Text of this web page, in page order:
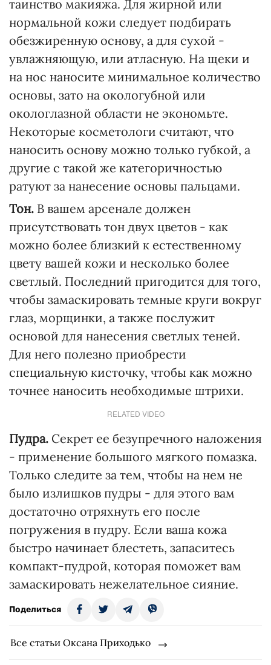
таинство макияжа. Для жирной или
нормальной кожи следует подбирать
обезжиренную основу, а для сухой -
увлажняющую, или атласную. На щеки и
на нос наносите минимальное количество
основы, зато на окологубной или
окологлазной области не экономьте.
Некоторые косметологи считают, что
наносить основу можно только губкой, а
другие с такой же категоричностью
ратуют за нанесение основы пальцами.
Тон. В вашем арсенале должен
присутствовать тон двух цветов - как
можно более близкий к естественному
цвету вашей кожи и несколько более
светлый. Последний пригодится для того,
чтобы замаскировать темные круги вокруг
глаз, морщинки, а также послужит
основой для нанесения светлых теней.
Для него полезно приобрести
специальную кисточку, чтобы как можно
точнее наносить необходимые штрихи.
RELATED VIDEO
Пудра. Секрет ее безупречного наложения
- применение большого мягкого помазка.
Только следите за тем, чтобы на нем не
было излишков пудры - для этого вам
достаточно отряхнуть его после
погружения в пудру. Если ваша кожа
быстро начинает блестеть, запаситесь
компакт-пудрой, которая поможет вам
замаскировать нежелательное сияние.
Поделиться
Все статьи Оксана Приходько